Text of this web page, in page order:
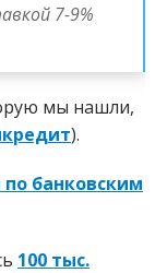
7-9%
мы нашли,
).
банковским
100 тыс.